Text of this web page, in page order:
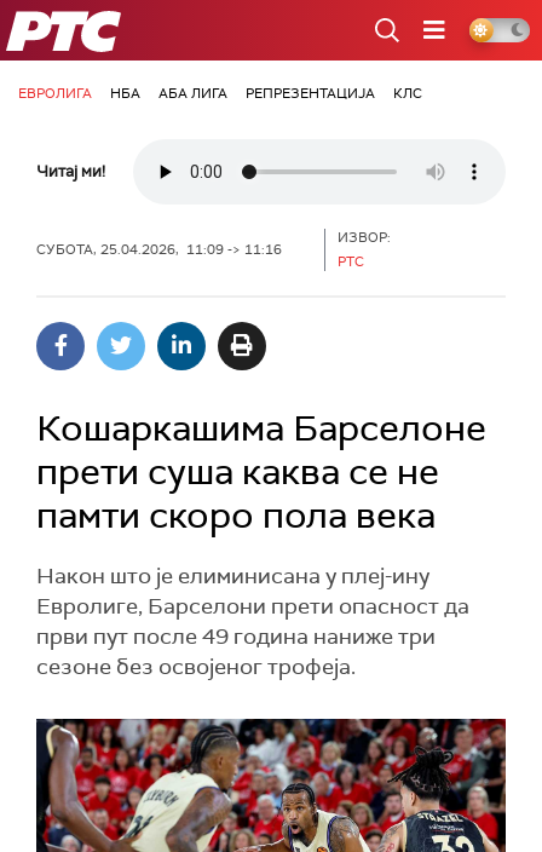
РТС
ЕВРОЛИГА НБА АБА ЛИГА РЕПРЕЗЕНТАЦИЈА КЛС
Читај ми!
СУБОТА, 25.04.2026, 11:09 -> 11:16
ИЗВОР:
РТС
Кошаркашима Барселоне
прети суша каква се не
памти скоро пола века
Након што је елиминисана у плеј-ину
Евролиге, Барселони прети опасност да
први пут после 49 година наниже три
сезоне без освојеног трофеја.